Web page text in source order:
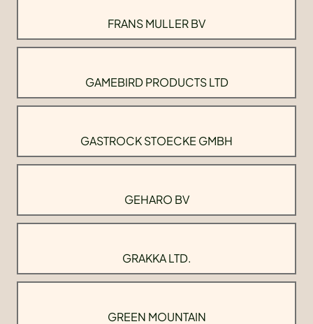
FRANS MULLER BV
GAMEBIRD PRODUCTS LTD
GASTROCK STOECKE GMBH
GEHARO BV
GRAKKA LTD.
GREEN MOUNTAIN